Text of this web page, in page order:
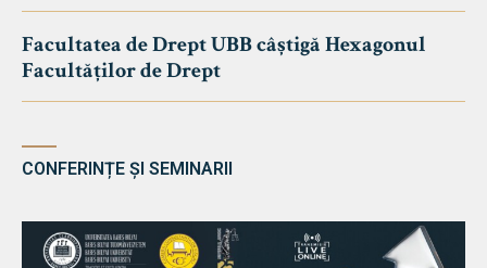
Facultatea de Drept UBB câștigă Hexagonul
Facultăților de Drept
CONFERINȚE ȘI SEMINARII